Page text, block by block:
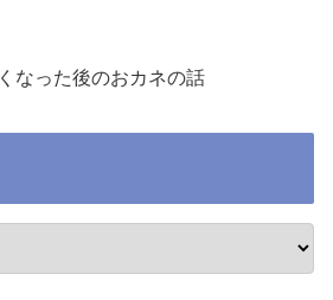
なった後のおカネの話